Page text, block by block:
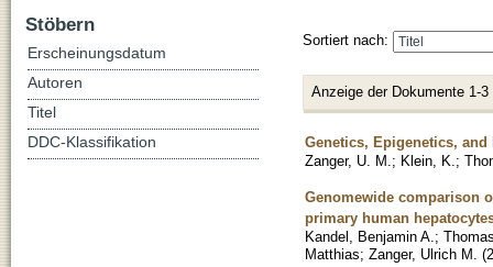
Sortiert nach:
Anzeige der Dokumente 1-3
Genetics, Epigenetics,
Zanger, U. M. ; Klein, K. ;
Genomewide comparison
primary human
Kandel, Benjamin A. ;
Matthias; Zanger, Ulrich M. (
Stöbern
Erscheinungsdatum
Autoren
Titel
DDC-Klassifikation